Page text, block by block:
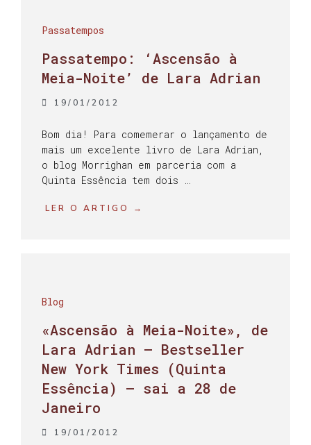
Passatempos
Passatempo: ‘Ascensão à
Meia-Noite’ de Lara Adrian
19/01/2012
Bom dia! Para comemerar o lançamento de
mais um excelente livro de Lara Adrian,
o blog Morrighan em parceria com a
Quinta Essência tem dois …
LER O ARTIGO →
Blog
«Ascensão à Meia-Noite», de
Lara Adrian – Bestseller
New York Times (Quinta
Essência) – sai a 28 de
Janeiro
19/01/2012